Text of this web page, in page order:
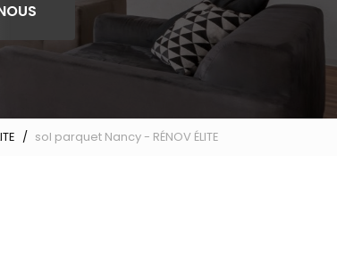
sol parquet Nancy - RÉNOV ÉLITE